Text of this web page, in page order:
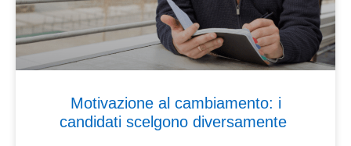
Motivazione al cambiamento: i
candidati scelgono diversamente